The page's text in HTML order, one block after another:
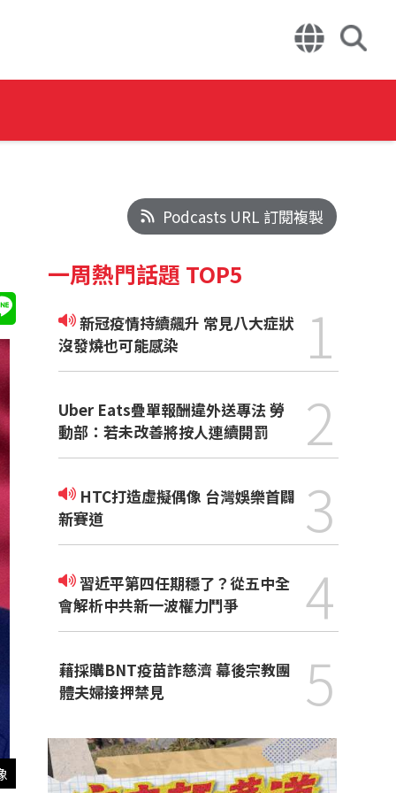
Podcasts URL 訂閱複製
一周熱門話題 TOP5
新冠疫情持續飆升 常見八大症狀
沒發燒也可能感染
1
Uber Eats疊單報酬違外送專法 勞
動部：若未改善將按人連續開罰
2
新賽道
3
習近平第四任期穩了？從五中全
會解析中共新一波權力鬥爭
4
藉採購BNT疫苗詐慈濟 幕後宗教團
體夫婦接押禁見
5